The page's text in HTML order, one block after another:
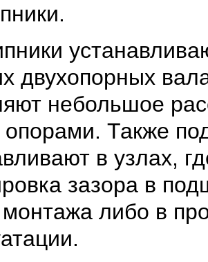
двухопорных
небольшое
Также
в узлах,
зазора в
либо в